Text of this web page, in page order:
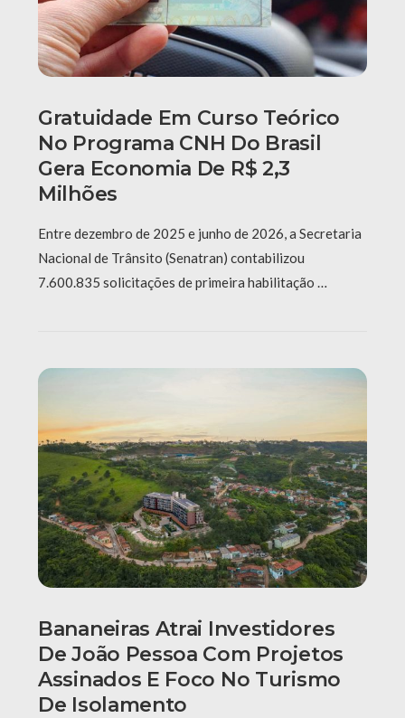
Gratuidade Em Curso Teórico
No Programa CNH Do Brasil
Gera Economia De R$ 2,3
Milhões
Entre dezembro de 2025 e junho de 2026, a Secretaria
Nacional de Trânsito (Senatran) contabilizou
7.600.835 solicitações de primeira habilitação …
Bananeiras Atrai Investidores
De João Pessoa Com Projetos
Assinados E Foco No Turismo
De Isolamento